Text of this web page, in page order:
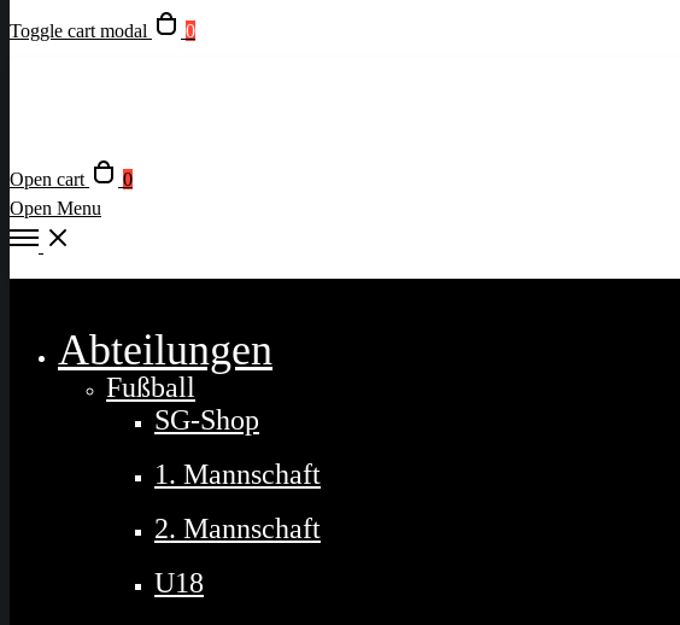
Toggle cart modal 0
Open cart
0
Open Menu
Abteilungen
Fußball
SG-Shop
1. Mannschaft
2. Mannschaft
U18